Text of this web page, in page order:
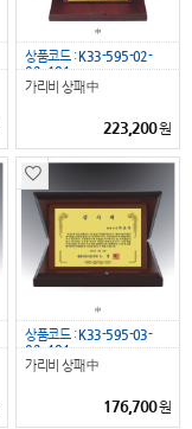
상품코드 : K33-595-02-
02_181
가리비 상패 中
223,200원
상품코드 :K33-595-03-
02_181
가리비 상패 中
176,700원